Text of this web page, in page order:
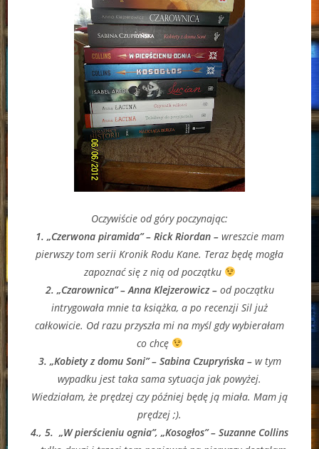
Oczywiście od góry poczynając:
1. „Czerwona piramida” – Rick Riordan – wreszcie mam
pierwszy tom serii Kronik Rodu Kane. Teraz będę mogła
zapoznać się z nią od początku
2. „Czarownica” – Anna Klejzerowicz – od początku
intrygowała mnie ta książka, a po recenzji Sil już
całkowicie. Od razu przyszła mi na myśl gdy wybierałam
co chcę
3. „Kobiety z domu Soni” – Sabina Czupryńska – w tym
wypadku jest taka sama sytuacja jak powyżej.
Wiedziałam, że prędzej czy później będę ją miała. Mam ją
prędzej ;).
4., 5. „W pierścieniu ognia”, „Kosogłos” – Suzanne Collins